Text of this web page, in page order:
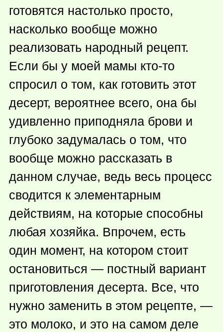
готовятся настолько просто,
насколько вообще можно
реализовать народный рецепт.
Если бы у моей мамы кто-то
спросил о том, как готовить этот
десерт, вероятнее всего, она бы
удивленно приподняла брови и
глубоко задумалась о том, что
вообще можно рассказать в
данном случае, ведь весь процесс
сводится к элементарным
действиям, на которые способны
любая хозяйка. Впрочем, есть
один момент, на котором стоит
остановиться — постный вариант
приготовления десерта. Все, что
нужно заменить в этом рецепте, —
это молоко, и это на самом деле